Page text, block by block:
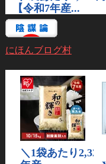
にほんブログ村